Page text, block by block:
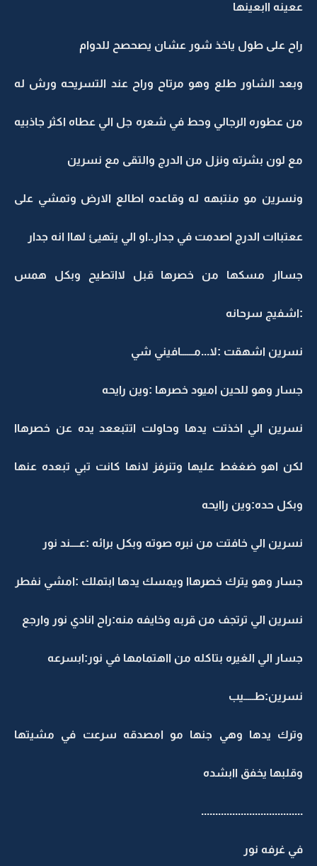
ععينه اابعينها
راح على طول ياخذ شور عشان يصحصح للدوام
وبعد الشاور طلع وهو مرتاح وراح عند التسريحه ورش له
من عطوره الرجالي وحط في شعره جل الي عطاه اكثر جاذبيه
مع لون بشرته ونزل من الدرج والتقى مع نسرين
ونسرين مو منتبهه له وقاعده اطالع الارض وتمشي على
ععتباات الدرج اصدمت في جدار..او الي يتهيئ لهاا انه جدار
جساار مسكها من خصرها قبل لااتطيح وبكل همس
:اشفيج سرحانه
نسرين اشهقت :لا...مــــــافيني شي
جسار وهو للحين اميود خصرها :وين رايحه
نسرين الي اخذتت يدها وحاولت اتتبععد يده عن خصرهاا
لكن اهو ضغغط عليها وتنرفز لانها كانت تبي تبعده عنها
وبكل حده:وين راايحه
نسرين الي خافتت من نبره صوته وبكل برائه :عــــند نور
جسار وهو يترك خصرهاا ويمسك يدها ابتملك :امشي نفطر
نسرين الي ترتجف من قربه وخايفه منه:راح انادي نور وارجع
جسار الي الغيره بتاكله من ااهتمامها في نور:ابسرعه
نسرين:طـــــيب
وترك يدها وهي جنها مو امصدقه سرعت في مشيتها
وقلبها يخفق اابشده
....................................
في غرفه نور